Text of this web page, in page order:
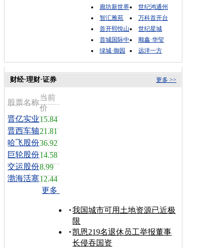
廊坊新世界
世纪鸿通州
智汇雅苑
万科首开台
首开熙悦山
世纪星城
首城国际中
顺鑫·华玺
绿城·御园
远洋一方
更多 >>
财经·理财·证券
股票名称
当前
价
晋亿实业15.84
晋西车轴21.81
哈飞股份36.92
巨轮股份14.58
交运股份8.99
渤海活塞12.44
更多
我国城市可用土地资源已近极
限
凯恩219名退休员工举报董事
长侵吞国资